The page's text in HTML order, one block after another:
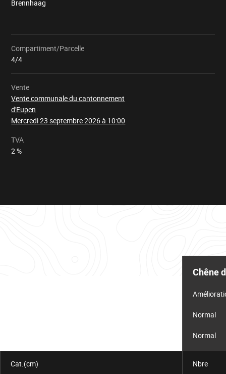
Brennhaag
Compartiment/Parcelle
4/4
Vente
Vente communale du cantonnement
d'Eupen
Mercredi 23 septembre 2026 à 10:00
Chargement
TVA
2 %
Chêne
Normal
Normal
Cat.(cm) Nbre